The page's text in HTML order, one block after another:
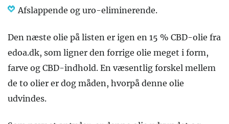
Afslappende og uro-eliminerende.
Den næste olie på listen er igen en 15 % CBD-olie fra
edoa.dk, som ligner den forrige olie meget i form,
farve og CBD-indhold. En væsentlig forskel mellem
de to olier er dog måden, hvorpå denne olie
udvindes.